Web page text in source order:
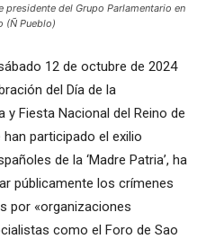
presidente del Grupo Parlamentario en
(Ñ Pueblo)
12 de octubre de 2024
del Día de la
y Fiesta Nacional del Reino de
participado el exilio
de la ‘Madre Patria’, ha
públicamente los crímenes
por «organizaciones
como el Foro de Sao